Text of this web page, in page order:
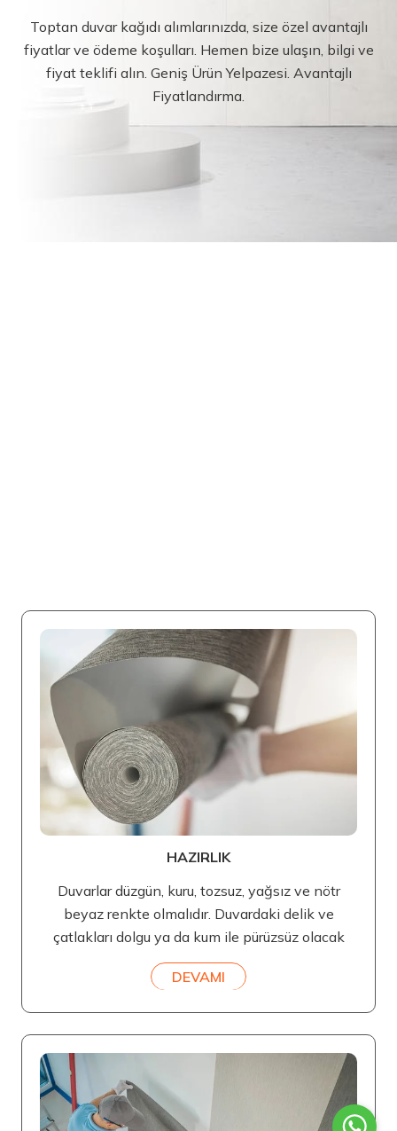
Toptan duvar kağıdı alımlarınızda, size özel avantajlı
fiyatlar ve ödeme koşulları. Hemen bize ulaşın, bilgi ve
fiyat teklifi alın. Geniş Ürün Yelpazesi. Avantajlı
Fiyatlandırma.
HAZIRLIK
Duvarlar düzgün, kuru, tozsuz, yağsız ve nötr
beyaz renkte olmalıdır. Duvardaki delik ve
çatlakları dolgu ya da kum ile pürüzsüz olacak
DEVAMI